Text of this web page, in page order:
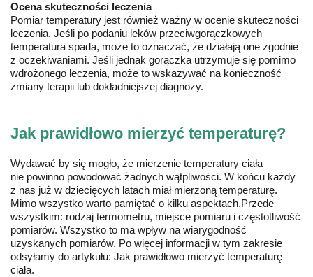
Ocena skuteczności leczenia
Pomiar temperatury jest również ważny w ocenie skuteczności
leczenia. Jeśli po podaniu leków przeciwgorączkowych
temperatura spada, może to oznaczać, że działają one zgodnie
z oczekiwaniami. Jeśli jednak gorączka utrzymuje się pomimo
wdrożonego leczenia, może to wskazywać na konieczność
zmiany terapii lub dokładniejszej diagnozy.
Jak prawidłowo mierzyć temperaturę?
Wydawać by się mogło, że mierzenie temperatury ciała
nie powinno powodować żadnych wątpliwości. W końcu każdy
z nas już w dziecięcych latach miał mierzoną temperaturę.
Mimo wszystko warto pamiętać o kilku aspektach.Przede
wszystkim: rodzaj termometru, miejsce pomiaru i częstotliwość
pomiarów. Wszystko to ma wpływ na wiarygodność
uzyskanych pomiarów. Po więcej informacji w tym zakresie
odsyłamy do artykułu: Jak prawidłowo mierzyć temperaturę
ciała.